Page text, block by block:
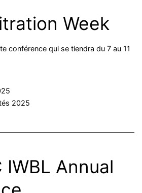
Week
conférence qui se tiendra du 7 au 11
2025
Annual